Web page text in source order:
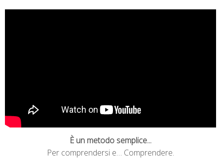
È un metodo semplice...
Per comprendersi e… Comprendere.